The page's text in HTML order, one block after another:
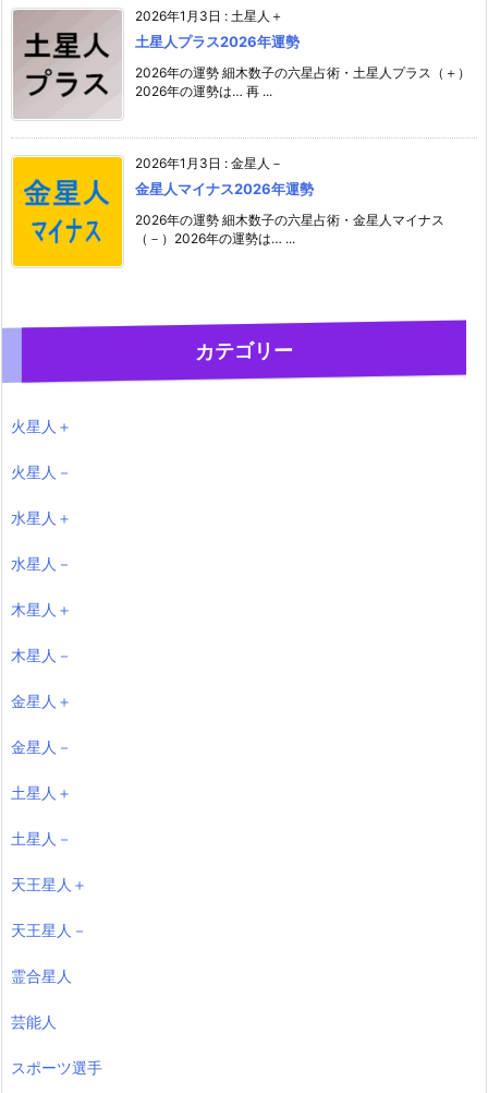
2026年1月3日 : 土星人＋
土星人プラス2026年運勢
2026年の運勢 細木数子の六星占術・土星人プラス（＋）
2026年の運勢は… 再 ...
2026年1月3日 : 金星人－
金星人マイナス2026年運勢
2026年の運勢 細木数子の六星占術・金星人マイナス
（－）2026年の運勢は… ...
カテゴリー
火星人＋
火星人－
水星人＋
水星人－
木星人＋
木星人－
金星人＋
金星人－
土星人＋
土星人－
天王星人＋
天王星人－
霊合星人
芸能人
スポーツ選手